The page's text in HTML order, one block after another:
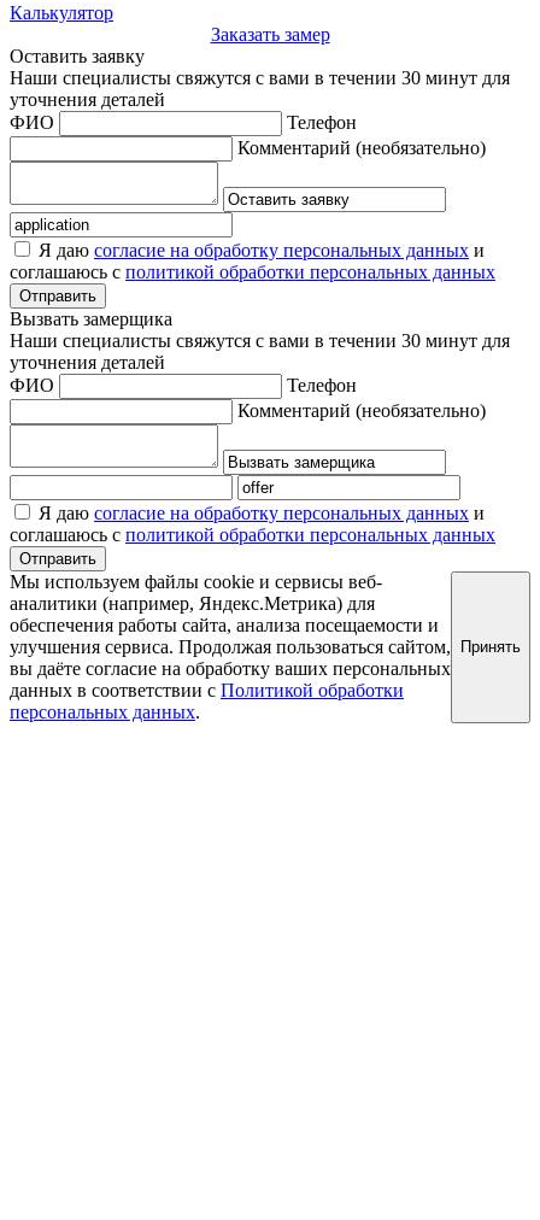
Калькулятор
Заказать замер
Оставить заявку
Наши специалисты свяжутся с вами в течении 30 минут для
уточнения деталей
ФИО
Телефон
Комментарий (необязательно)
Я даю согласие на обработку персональных данных и
соглашаюсь с политикой обработки персональных данных
Отправить
Вызвать замерщика
Наши специалисты свяжутся с вами в течении 30 минут для
уточнения деталей
ФИО
Телефон
Комментарий (необязательно)
Я даю согласие на обработку персональных данных и
соглашаюсь с политикой обработки персональных данных
Отправить
Мы используем файлы cookie и сервисы веб-
аналитики (например, Яндекс.Метрика) для
обеспечения работы сайта, анализа посещаемости и
улучшения сервиса. Продолжая пользоваться сайтом,
вы даёте согласие на обработку ваших персональных
данных в соответствии с Политикой обработки
персональных данных.
Принять